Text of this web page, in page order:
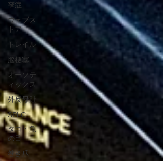
窄症
ウェブス
トア
トレイル
脳梗塞
オーソテ
ィックス
外反母趾
SPLC
タコ・魚
の目
巻き爪